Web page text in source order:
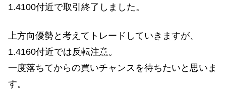
1.4100付近で取引終了しました。
上方向優勢と考えてトレードしていきますが、
1.4160付近では反転注意。
一度落ちてからの買いチャンスを待ちたいと思いま
す。